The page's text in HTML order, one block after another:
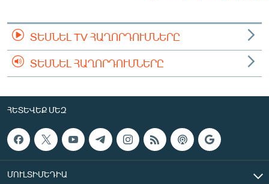
ՏԵՍՆԵԼ TV ՀԱՂՈՐԴՈՒՄՆԵՐԸ
ՏԵՍՆԵԼ ՀԱՂՈՐԴՈՒՄՆԵՐԸ
ՀԵՏԵՎԵՔ ՄԵԶ
ՄՈՒԼՏԻՄԵԴԻԱ